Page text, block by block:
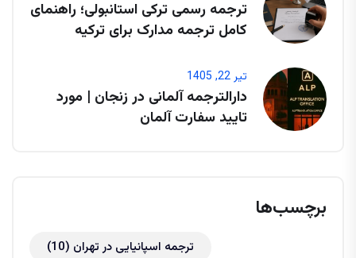
ترجمه رسمی ترکی استانبولی؛ راهنمای
کامل ترجمه مدارک برای ترکیه
تیر 22, 1405
دارالترجمه آلمانی در زنجان | مورد
تایید سفارت آلمان
برچسب‌ها
ترجمه اسپانیایی در تهران (10)